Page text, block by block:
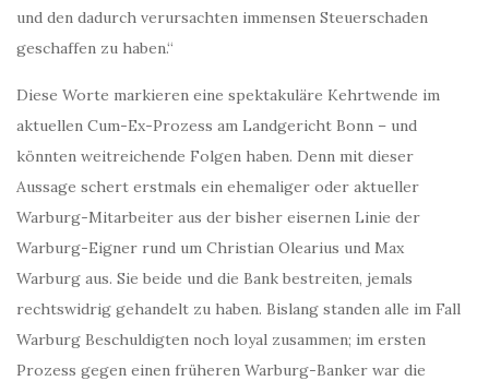
und den dadurch verursachten immensen Steuerschaden
geschaffen zu haben.“
Diese Worte markieren eine spektakuläre Kehrtwende im
aktuellen Cum-Ex-Prozess am Landgericht Bonn – und
könnten weitreichende Folgen haben. Denn mit dieser
Aussage schert erstmals ein ehemaliger oder aktueller
Warburg-Mitarbeiter aus der bisher eisernen Linie der
Warburg-Eigner rund um Christian Olearius und Max
Warburg aus. Sie beide und die Bank bestreiten, jemals
rechtswidrig gehandelt zu haben. Bislang standen alle im Fall
Warburg Beschuldigten noch loyal zusammen; im ersten
Prozess gegen einen früheren Warburg-Banker war die